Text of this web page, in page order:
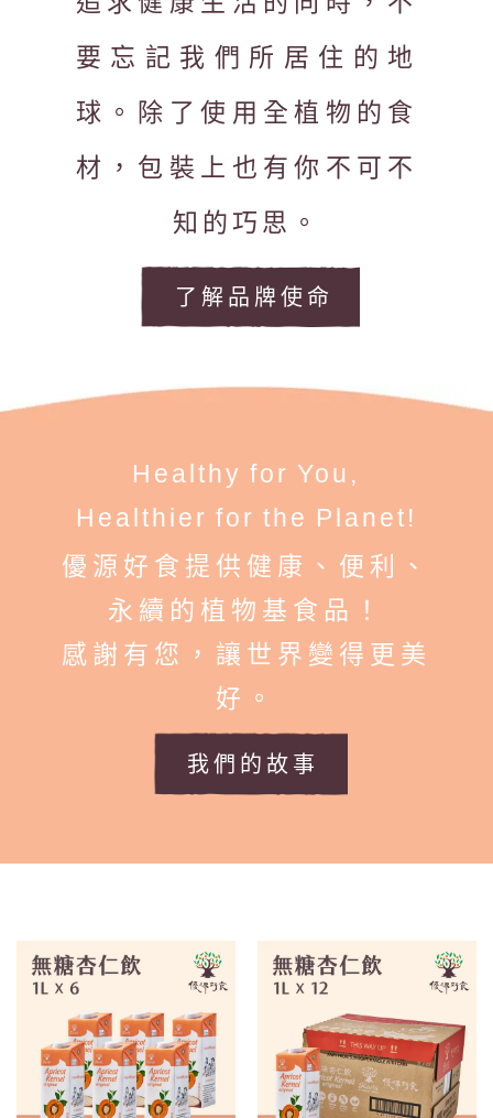
要忘記我們所居住的地
球。除了使用全植物的食
材，包裝上也有你不可不
知的巧思。
了解品牌使命
Healthy for You,
Healthier for the Planet!
優源好食提供健康、便利、
永續的植物基食品！
感謝有您，讓世界變得更美
好。
我們的故事